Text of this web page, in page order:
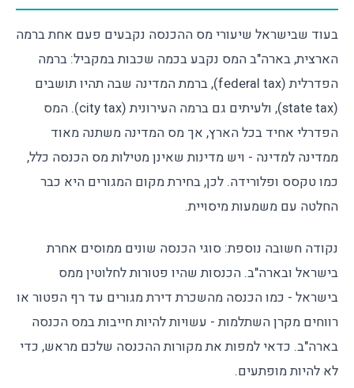
בעוד שבישראל שיעורי מס ההכנסה נקבעים פעם אחת ברמה
הארצית, בארה"ב המס נקבע בכמה שכבות במקביל: ברמה
הפדרלית (federal tax), ברמת המדינה שבה תהיו תושבים
(state tax), ולעיתים גם ברמה העירונית (city tax). המס
הפדרלי אחיד בכל הארץ, אך מס המדינה משתנה מאוד
ממדינה למדינה - ויש מדינות שאינן מטילות מס הכנסה כלל,
כמו טקסס ופלורידה. לכן, בחירת מקום המגורים היא כבר
החלטה עם משמעות מיסויית.
נקודה חשובה נוספת: סוגי הכנסה שונים ממוסים אחרת
בישראל ובארה"ב. הכנסות שהיו פטורות לחלוטין ממס
בישראל - כמו הכנסה מהשכרת דירת מגורים עד רף הפטור או
רווחים מקרן השתלמות - עשויות להיות חייבות במס הכנסה
בארה"ב. כדאי למפות את מקורות ההכנסה שלכם מראש, כדי
לא להיות מופתעים.